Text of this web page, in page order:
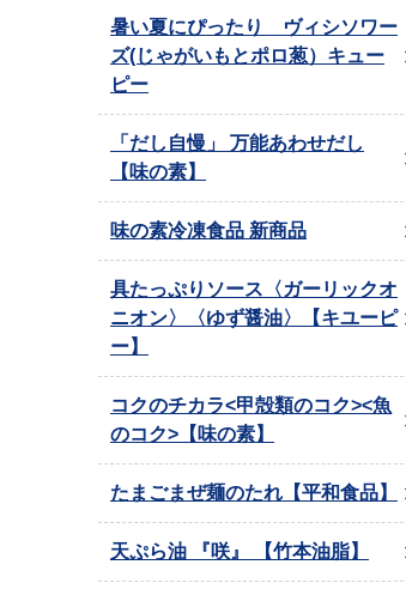
暑い夏にぴったり ヴィシソワー
ズ(じゃがいもとポロ葱）キュー
ピー
「だし自慢」 万能あわせだし
【味の素】
味の素冷凍食品 新商品
具たっぷりソース〈ガーリックオ
ニオン〉〈ゆず醤油〉【キユーピ
ー】
コクのチカラ<甲殻類のコク><魚
のコク>【味の素】
たまごまぜ麺のたれ【平和食品】
天ぷら油 『咲』 【竹本油脂】